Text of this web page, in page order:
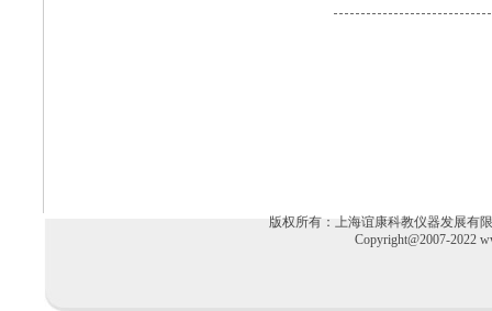
版权所有：上海谊康科教仪器发展有限
Copyright@2007-2022